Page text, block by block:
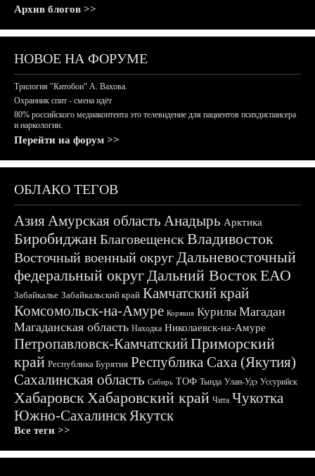
Архив блогов >>
НОВОЕ НА ФОРУМЕ
Трилогия "Китобои" А. Вахова.
Охранник спит - смена идёт
80% российского медиаконтента это телевидение для пациентов психдиспансера
и наркологии.
Перейти на форум >>
ОБЛАКО ТЕГОВ
АзияАмурская область Анадырь Арктика
БиробиджанБлаговещенскВладивосток
Восточный военный округДальневосточный
федеральный округДальний ВостокЕАО
Забайкалье Забайкальский край Камчатский край
Комсомольск-на-Амуре Корякия Курилы Магадан
Магаданская область Находка Николаевск-на-Амуре
Петропавловск-КамчатскийПриморский
край Республика Бурятия Республика Саха (Якутия)
Сахалинская область Сибирь ТОФ Тында Улан-Удэ Уссурийск
ХабаровскХабаровский край Чита Чукотка
Южно-СахалинскЯкутск
Все теги >>